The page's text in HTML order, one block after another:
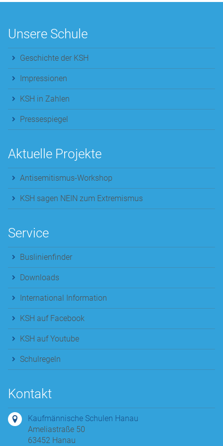
Unsere Schule
Geschichte der KSH
Impressionen
KSH in Zahlen
Pressespiegel
Aktuelle Projekte
Antisemitismus-Workshop
KSH sagen NEIN zum Extremismus
Service
Buslinienfinder
Downloads
International Information
KSH auf Facebook
KSH auf Youtube
Schulregeln
Kontakt
Kaufmännische Schulen Hanau
Ameliastraße 50
63452 Hanau